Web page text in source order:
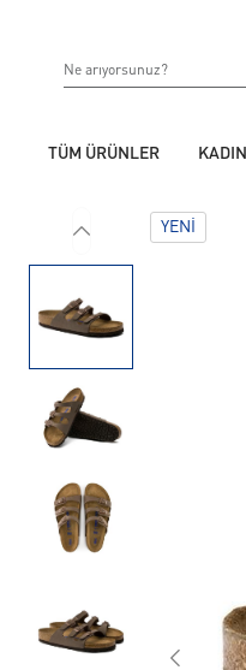
TÜM ÜRÜNLER KADIN
YENI